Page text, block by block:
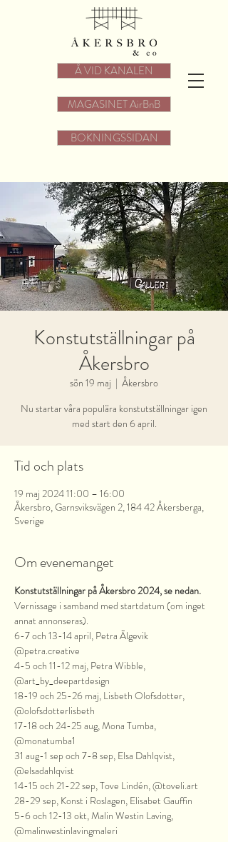
Å VID KANALEN
MAGASINET AirBnB
BOKNINGSSIDAN
Konstutställningar på
Åkersbro
sön 19 maj
  |
Åkersbro
Nu startar våra populära konstutställningar igen
med start den 6 april.
Tid och plats
19 maj 2024 11:00 – 16:00
Åkersbro, Garnsviksvägen 2, 184 42 Åkersberga,
Sverige
Om evenemanget
Konstutställningar på Åkersbro 2024, se nedan.
Vernissage i samband med startdatum (om inget
annat annonseras).
6-7 och 13-14 april, Petra Älgevik
@petra.creative
4-5 och 11-12 maj, Petra Wibble,
@art_by_deepartdesign
18-19 och 25-26 maj, Lisbeth Olofsdotter,
@olofsdotterlisbeth
17-18 och 24-25 aug, Mona Tumba,
@monatumba1
31 aug-1 sep och 7-8 sep, Elsa Dahlqvist,
@elsadahlqvist
14-15 och 21-22 sep, Tove Lindén, @toveli.art
28-29 sep, Konst i Roslagen, Elisabet Gauffin
5-6 och 12-13 okt, Malin Westin Laving,
@malinwestinlavingmaleri